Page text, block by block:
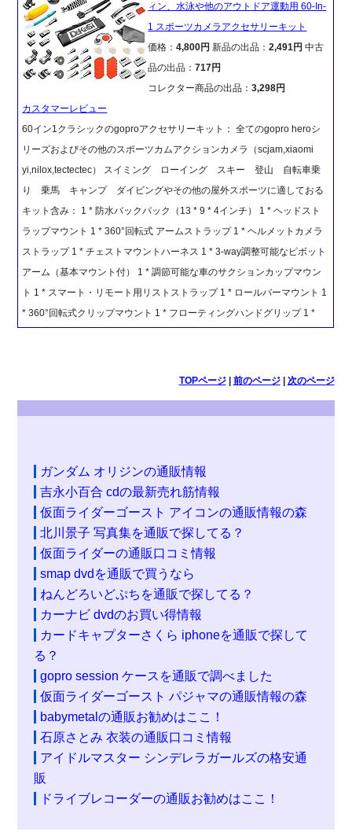
ィン、水泳や他のアウトドア運動用 60-In-
1 スポーツカメラアクセサリーキット
価格：4,800円新品の出品：2,491円 中古
品の出品：717円
コレクター商品の出品：3,298円
カスタマーレビュー
60イン1クラシックのgoproアクセサリーキット： 全てのgopro heroシ
リーズおよびその他のスポーツカムアクションカメラ（scjam,xiaomi
yi,nilox,tectectec） スイミング ローイング スキー 登山 自転車乗
り 乗馬 キャンプ ダイビングやその他の屋外スポーツに適しておる
キット含み： 1 * 防水バックパック（13 * 9 * 4インチ） 1 * ヘッドスト
ラップマウント 1 * 360°回転式 アームストラップ 1 * ヘルメットカメラ
ストラップ 1 * チェストマウントハーネス 1 * 3-way調整可能なピボット
アーム（基本マウント付） 1 * 調節可能な車のサクションカップマウン
ト 1 * スマート・リモート用リストストラップ 1 * ロールバーマウント 1
* 360°回転式クリップマウント 1 * フローティングハンドグリップ 1 *
TOPページ| 前のページ| 次のページ
ガンダム オリジンの通販情報
吉永小百合 cdの最新売れ筋情報
仮面ライダーゴースト アイコンの通販情報の森
北川景子 写真集を通販で探してる？
仮面ライダーの通販口コミ情報
smap dvdを通販で買うなら
ねんどろいどぷちを通販で探してる？
カーナビ dvdのお買い得情報
カードキャプターさくら iphoneを通販で探して
る？
gopro session ケースを通販で調べました
仮面ライダーゴースト パジャマの通販情報の森
babymetalの通販お勧めはここ！
石原さとみ 衣装の通販口コミ情報
アイドルマスター シンデレラガールズの格安通
販
ドライブレコーダーの通販お勧めはここ！